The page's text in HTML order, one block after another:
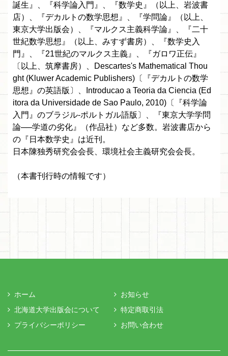
誕生』、『科学論入門』、『数学史』（以上、岩波書
店）、『デカルトの数学思想』、『学問論』（以上、
東京大学出版会）、『マルクス主義科学論』、『二十
世紀数学思想』（以上、みすず書房）、『数学史入
門』、『21世紀のマルクス主義』、『ガロワ正伝』
〔以上、筑摩書房）、Descartes's Mathematical Thou
ght (Kluwer Academic Publishers)〔『デカルトの数学
思想』の英語版〕、Introducao a Teoria da Ciencia (Ed
itora da Universidade de Sao Paulo, 2010)〔『科学論
入門』のブラジル-ポルトガル語版〕、『東京大学学問
論──学道の劣化』（作品社）など多数。岩波書店から
の『日本数学史』は近刊。
日本陳独秀研究会会長、環境社会主義研究会会長。
（本書刊行時の情報です）
ホーム
お知らせ
北海道大学出版会について
特定商取引法
プライバシーポリシー
お問い合わせ